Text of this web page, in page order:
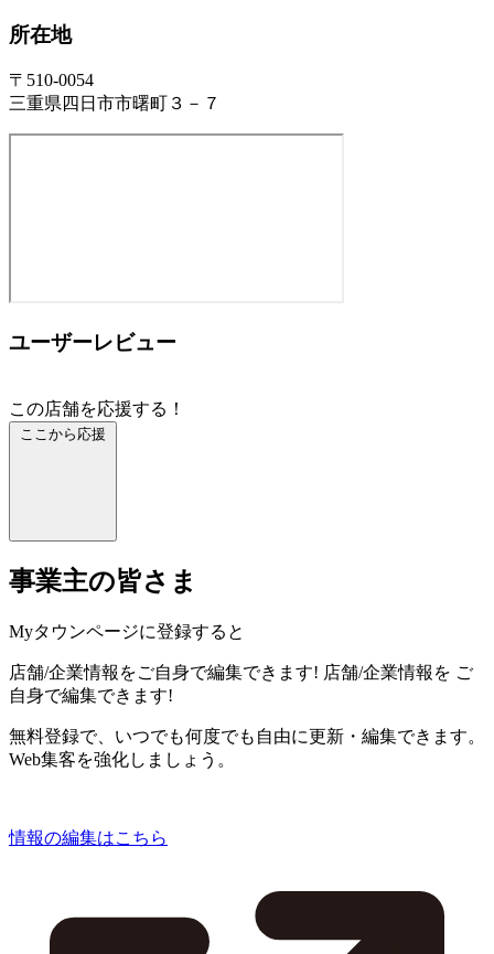
所在地
〒510-0054
三重県四日市市曙町３－７
ユーザーレビュー
この店舗を応援する！
ここから応援
事業主の皆さま
Myタウンページに登録すると
店舗/企業情報をご自身で編集できます! 店舗/企業情報を ご
自身で編集できます!
無料登録で、いつでも何度でも自由に更新・編集できます。
Web集客を強化しましょう。
情報の編集はこちら